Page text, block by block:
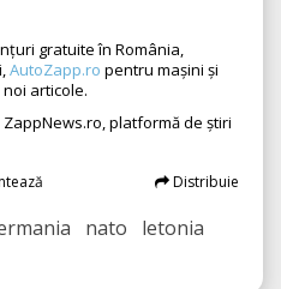
gratuite în România,
AutoZapp.ro pentru mașini și
articole.
platformă de știri
Distribuie
nato letonia